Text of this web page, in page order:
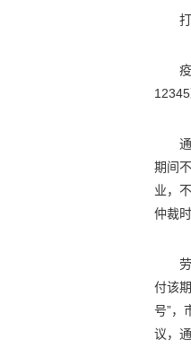
期间
业，
仲裁
付该
号”，
议，